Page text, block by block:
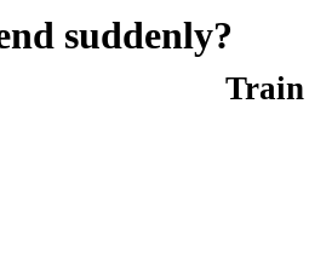
suddenly?
Train